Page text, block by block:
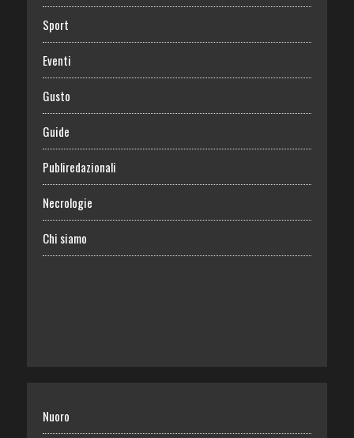
Sport
Eventi
Gusto
Guide
Publiredazionali
Necrologie
Chi siamo
Nuoro